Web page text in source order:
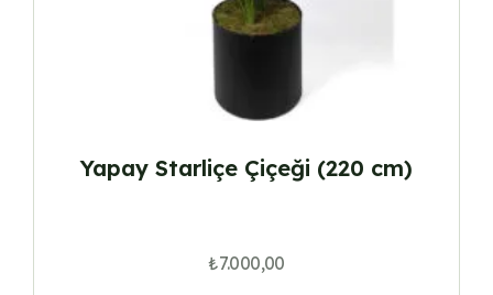
Yapay Starliçe Çiçeği (220 cm)
₺7.000,00